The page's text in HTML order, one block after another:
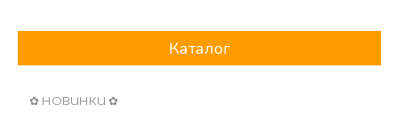
Каталог
✿ НОВИНКИ ✿